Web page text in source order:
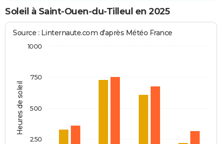
Soleil à Saint-Ouen-du-Tilleul en 2025
Heures de soleil
Source : Linternaute.com d'après Météo France
250
500
750
1000